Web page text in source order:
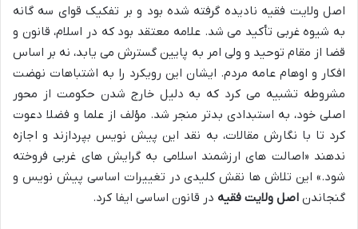
اصل ولایت فقیه نادیده گرفته شده بود و بر تفکیک قوای سه گانه
به شیوه غربی تأکید می شد. علامه معتقد بود که در اسلام، قانون و
قضا از مقام توحید و ولی امر به پایین گسترش می یابد، نه بر اساس
افکار و اوهام عامه مردم. ایشان این رویکرد را به اشتباهات نهضت
مشروطه تشبیه می کرد که به دلیل خارج شدن حکومت از محور
اصلی خود، به استبدادی بدتر منجر شد. مؤلف از علما و فضلا دعوت
کرد تا با نگارش مقالات، به نقد این پیش نویس بپردازند و اجازه
ندهند «اصالت های ارزشمند اسلامی به گرایش های غربی فروخته
شود.» این تلاش ها نقش کلیدی در تغییرات اساسی پیش نویس و
گنجاندن اصل ولایت فقیه در قانون اساسی ایفا کرد.